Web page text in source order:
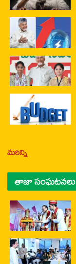
మరిన్ని
తాజా సంఘటనలు